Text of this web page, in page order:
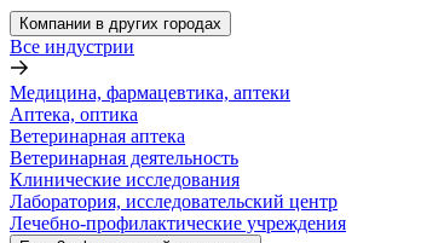
Компании в других городах
Все индустрии
Медицина, фармацевтика, аптеки
Аптека, оптика
Ветеринарная аптека
Ветеринарная деятельность
Клинические исследования
Лаборатория, исследовательский центр
Лечебно-профилактические учреждения